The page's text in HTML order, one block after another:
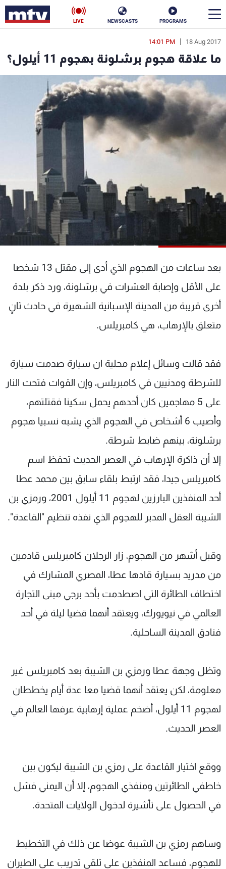
PROGRAMS
NEWSCASTS
LIVE
18 Aug 2017
14:01 PM
ما علاقة هجوم برشلونة بهجوم 11 أيلول؟
بعد ساعات من الهجوم الذي أدى إلى مقتل 13 شخصا
على الأقل وإصابة العشرات في برشلونة، ورد ذكر بلدة
أخرى قريبة من المدينة الإسبانية الشهيرة في حادث ثانٍ
متعلق بالإرهاب، هي كامبريلس.
فقد قالت وسائل إعلام محلية ان سيارة صدمت سيارة
للشرطة ومدنيين في كامبريلس، وإن القوات فتحت النار
على 5 مهاجمين كان أحدهم يحمل سكينا فقتلتهم،
وأصيب 6 أشخاص في الهجوم الذي يشبه نسبيا هجوم
برشلونة، بينهم ضابط شرطة.
إلا أن ذاكرة الإرهاب في العصر الحديث تحفظ اسم
كامبريلس جيدا، فقد ارتبط بلقاء سابق بين محمد عطا
أحد المنفذين البارزين لهجوم 11 أيلول 2001، ورمزي بن
الشيبة العقل المدبر للهجوم الذي نفذه تنظيم "القاعدة".
وقبل أشهر من الهجوم، زار الرجلان كامبريلس قادمين
من مدريد بسيارة قادها عطا، المصري المشارك في
اختطاف الطائرة التي اصطدمت بأحد برجي مبنى التجارة
العالمي في نيويورك، ويعتقد أنهما قضيا ليلة في أحد
فنادق المدينة الساحلية.
وتظل وجهة عطا ورمزي بن الشيبة بعد كامبريلس غير
معلومة، لكن يعتقد أنهما قضيا معا عدة أيام يخططان
لهجوم 11 أيلول، أضخم عملية إرهابية عرفها العالم في
العصر الحديث.
ووقع اختيار القاعدة على رمزي بن الشيبة ليكون بين
خاطفي الطائرتين ومنفذي الهجوم، إلا أن اليمني فشل
في الحصول على تأشيرة لدخول الولايات المتحدة.
وساهم رمزي بن الشيبة عوضا عن ذلك في التخطيط
للهجوم، فساعد المنفذين على تلقي تدريب على الطيران
en
الأخبار
سياسة ناس
إقتصاد فن
منوعات رياضة
كأس العالم
البرامج
جدول البرامج
عن MTV
الإنـتـاج
لاعلاناتكم
وظائف
تواصل معنا
شروط الإسـتخدام